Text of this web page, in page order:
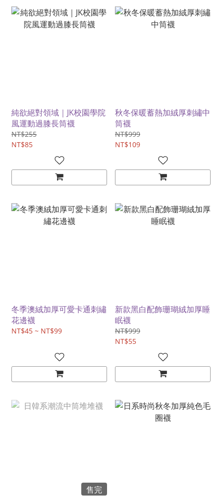
純欲絕對領域｜JK校園學院
風運動過膝長筒襪
NT$255
NT$85
秋冬保暖蓄熱加絨厚刺繡中
筒襪
NT$999
NT$109
冬季澳絨加厚可愛卡通刺繡
花邊襪
NT$45 ~ NT$99
新款黑白配飾珊瑚絨加厚睡
眠襪
NT$999
NT$55
售完